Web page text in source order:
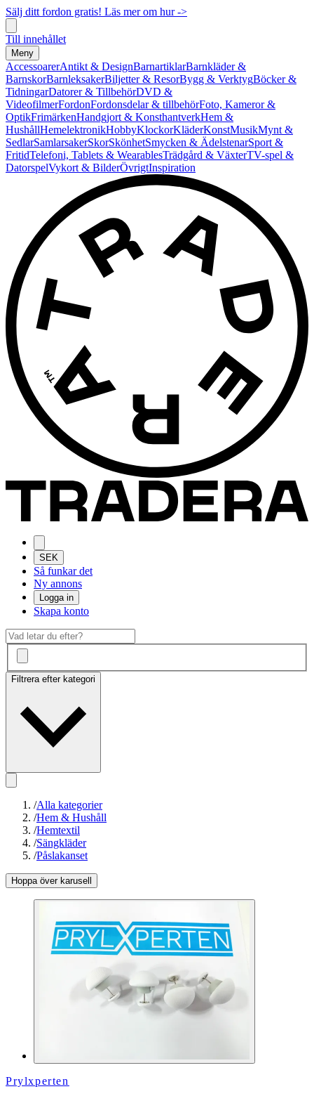
Sälj ditt fordon gratis! Läs mer om hur ->
Till innehållet
Meny
AccessoarerAntikt & DesignBarnartiklarBarnkläder &
BarnskorBarnleksakerBiljetter & ResorBygg & VerktygBöcker &
TidningarDatorer & TillbehörDVD &
VideofilmerFordonFordonsdelar & tillbehörFoto, Kameror &
OptikFrimärkenHandgjort & KonsthantverkHem &
HushållHemelektronikHobbyKlockorKläderKonstMusikMynt &
SedlarSamlarsakerSkorSkönhetSmycken & ÄdelstenarSport &
FritidTelefoni, Tablets & WearablesTrädgård & VäxterTV-spel &
DatorspelVykort & BilderÖvrigtInspiration
SEK
Så funkar det
Ny annons
Logga in
Skapa konto
Filtrera efter kategori
/Alla kategorier
/Hem & Hushåll
/Hemtextil
/Sängkläder
/Påslakanset
Hoppa över karusell
Prylxperten